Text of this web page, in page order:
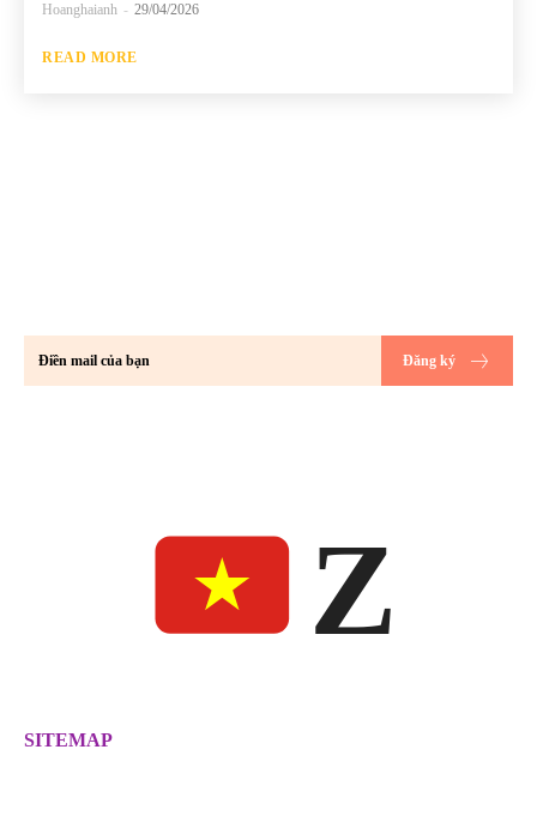
Hoanghaianh - 29/04/2026
READ MORE
Đăng ký
Z
SITEMAP